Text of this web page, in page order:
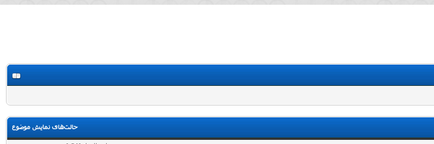
حالت‌های نمایش موضوع